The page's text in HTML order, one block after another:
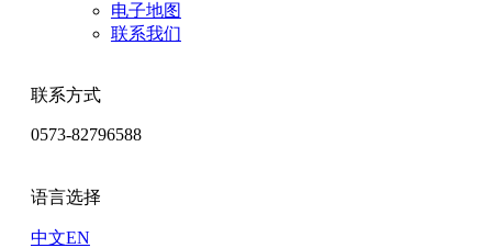
电子地图
联系我们
联系方式
0573-82796588
语言选择
中文EN